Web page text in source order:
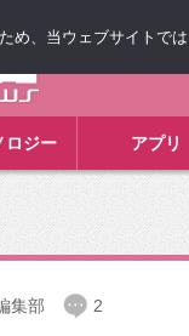
ロジー アプリ
集部 2
め、当ウェブサイトで